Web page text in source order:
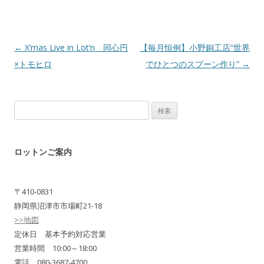
Post navigation
← X’mas Live in Lot’n 同心円
×トモヒロ
【毎月恒例】小野銅工店“世界
でひとつのスプーン作り” →
索:
ロットンご案内
〒410-0831
静岡県沼津市市場町21-18
>>地図
定休日 基本予約対応営業
営業時間 10:00～18:00